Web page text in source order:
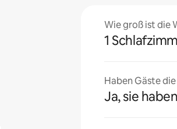
Wie groß ist die
1
Haben Gäste
Ja, sie